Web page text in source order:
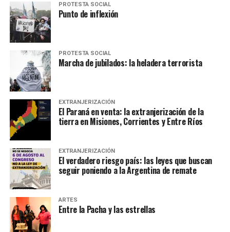
PROTESTA SOCIAL
Punto de inflexión
PROTESTA SOCIAL
Marcha de jubilados: la heladera terrorista
EXTRANJERIZACIÓN
El Paraná en venta: la extranjerización de la
tierra en Misiones, Corrientes y Entre Ríos
EXTRANJERIZACIÓN
El verdadero riesgo país: las leyes que buscan
seguir poniendo a la Argentina de remate
ARTES
Entre la Pacha y las estrellas